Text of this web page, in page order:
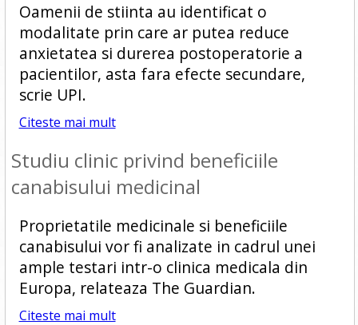
Oamenii de stiinta au identificat o
modalitate prin care ar putea reduce
anxietatea si durerea postoperatorie a
pacientilor, asta fara efecte secundare,
scrie UPI.
Citeste mai mult
Studiu clinic privind beneficiile
canabisului medicinal
Proprietatile medicinale si beneficiile
canabisului vor fi analizate in cadrul unei
ample testari intr-o clinica medicala din
Europa, relateaza The Guardian.
Citeste mai mult